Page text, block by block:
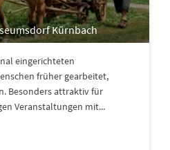
Kürnbach
eingerichteten
früher gearbeitet,
Besonders attraktiv für
Veranstaltungen mit...